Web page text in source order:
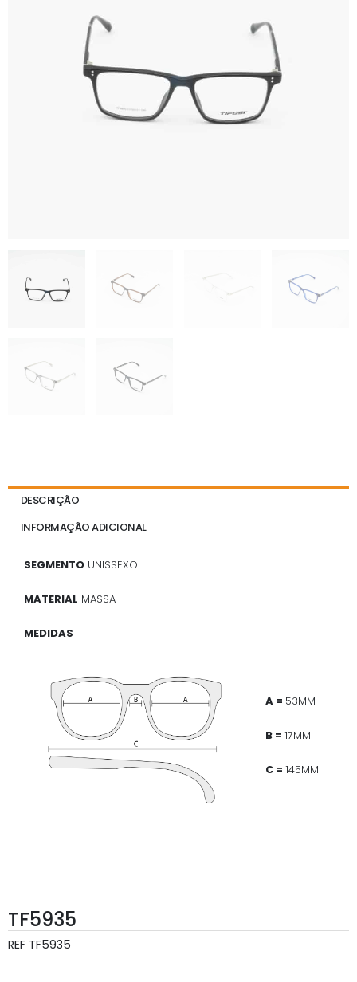
DESCRIÇÃO
INFORMAÇÃO ADICIONAL
SEGMENTO UNISSEXO
MATERIAL MASSA
MEDIDAS
A = 53MM
B = 17MM
C = 145MM
TF5935
REF TF5935